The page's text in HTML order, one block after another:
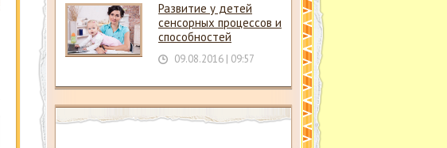
Развитие у детей
сенсорных процессов и
способностей
09.08.2016 | 09:57